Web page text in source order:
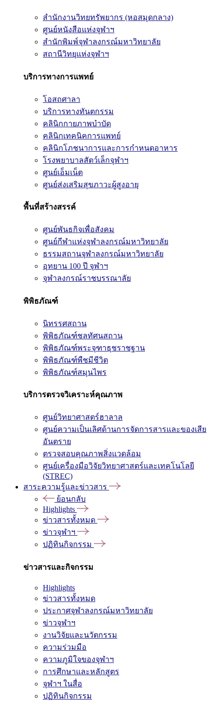
สำนักงานวิทยทรัพยากร (หอสมุดกลาง)
ศูนย์หนังสือแห่งจุฬาฯ
สำนักพิมพ์จุฬาลงกรณ์มหาวิทยาลัย
สถานีวิทยุแห่งจุฬาฯ
บริการทางการแพทย์
โอสถศาลา
บริการทางทันตกรรม
คลินิกกายภาพบำบัด
คลินิกเทคนิคการแพทย์
คลินิกโภชนาการและการกำหนดอาหาร
โรงพยาบาลสัตว์เล็กจุฬาฯ
ศูนย์เอ็มเน็ต
ศูนย์ส่งเสริมสุขภาวะผู้สูงอายุ
พื้นที่สร้างสรรค์
ศูนย์พันธกิจเพื่อสังคม
ศูนย์กีฬาแห่งจุฬาลงกรณ์มหาวิทยาลัย
ธรรมสถานจุฬาลงกรณ์มหาวิทยาลัย
อุทยาน 100 ปี จุฬาฯ
จุฬาลงกรณ์ราชบรรณาลัย
พิพิธภัณฑ์
นิทรรศสถาน
พิพิธภัณฑ์ชลทัศนสถาน
พิพิธภัณฑ์พระจุฑาธุชราชฐาน
พิพิธภัณฑ์พืชมีชีวิต
พิพิธภัณฑ์สมุนไพร
บริการตรวจวิเคราะห์คุณภาพ
ศูนย์วิทยาศาสตร์ฮาลาล
ศูนย์ความเป็นเลิศด้านการจัดการสารและของเสีย
อันตราย
ตรวจสอบคุณภาพสิ่งแวดล้อม
ศูนย์เครื่องมือวิจัยวิทยาศาสตร์และเทคโนโลยี
(STREC)
สาระความรู้และข่าวสาร
ย้อนกลับ
Highlights
ข่าวสารทั้งหมด
ข่าวจุฬาฯ
ปฏิทินกิจกรรม
ข่าวสารและกิจกรรม
Highlights
ข่าวสารทั้งหมด
ประกาศจุฬาลงกรณ์มหาวิทยาลัย
ข่าวจุฬาฯ
งานวิจัยและนวัตกรรม
ความร่วมมือ
ความภูมิใจของจุฬาฯ
การศึกษาและหลักสูตร
จุฬาฯ ในสื่อ
ปฏิทินกิจกรรม